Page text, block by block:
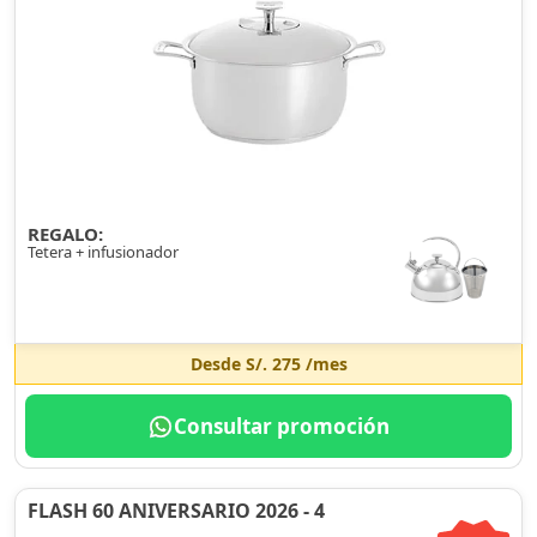
REGALO:
Tetera + infusionador
Desde S/. 275/mes
Consultar promoción
FLASH 60 ANIVERSARIO 2026 - 4